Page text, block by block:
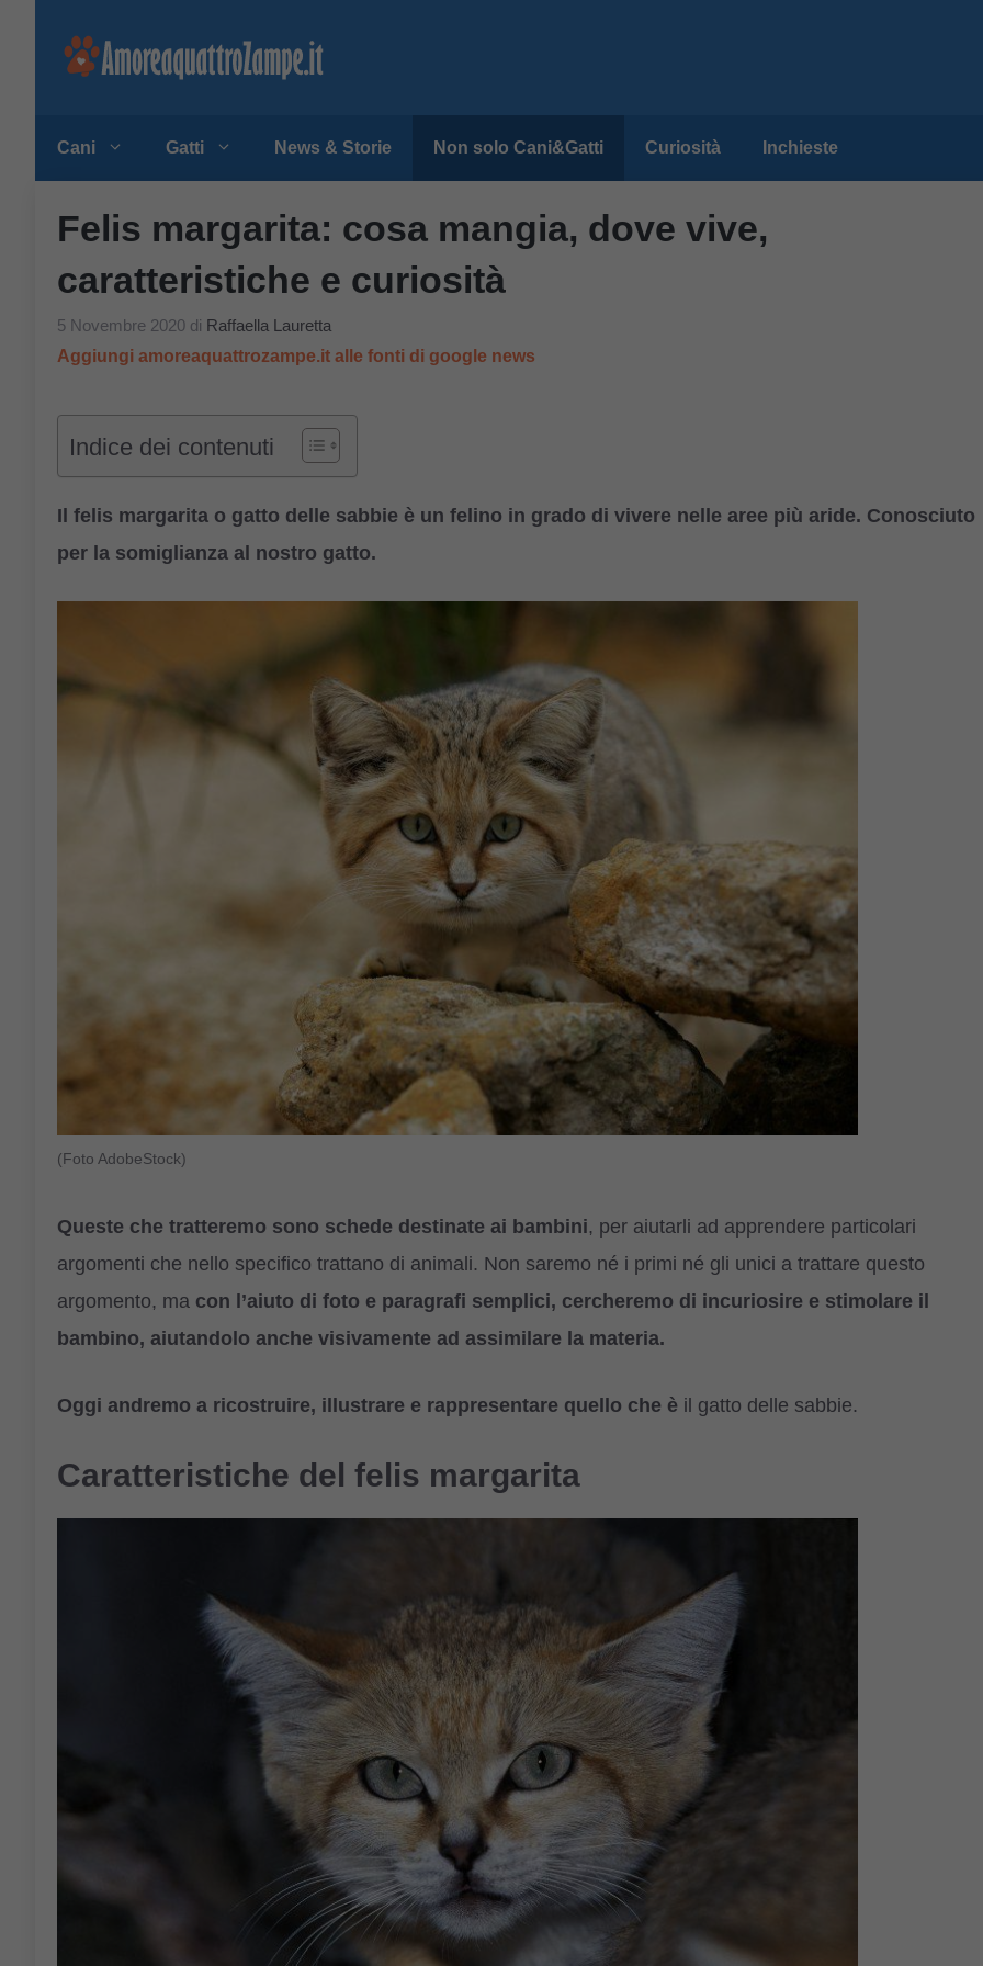
Cani Gatti News & Storie Non solo Cani&Gatti Curiosità Inchieste
Felis margarita: cosa mangia, dove vive,
caratteristiche e curiosità
5 Novembre 2020 di Raffaella Lauretta
Aggiungi amoreaquattrozampe.it alle fonti di google news
Indice dei contenuti
Il felis margarita o gatto delle sabbie è un felino in grado di vivere nelle aree più aride. Conosciuto
per la somiglianza al nostro gatto.
(Foto AdobeStock)
Queste che tratteremo sono schede destinate ai bambini, per aiutarli ad apprendere particolari
argomenti che nello specifico trattano di animali. Non saremo né i primi né gli unici a trattare questo
argomento, ma con l’aiuto di foto e paragrafi semplici, cercheremo di incuriosire e stimolare il
bambino, aiutandolo anche visivamente ad assimilare la materia.
Oggi andremo a ricostruire, illustrare e rappresentare quello che è il gatto delle sabbie.
Caratteristiche del felis margarita